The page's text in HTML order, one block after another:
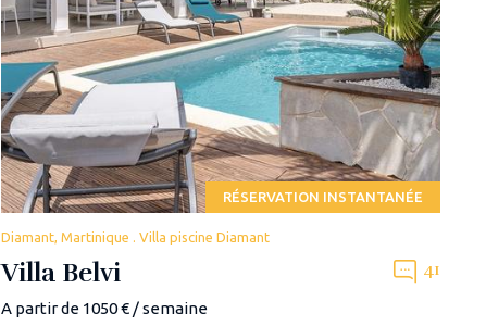
RÉSERVATION INSTANTANÉE
Diamant, Martinique . Villa piscine Diamant
Villa Belvi 41
A partir de 1050 € / semaine